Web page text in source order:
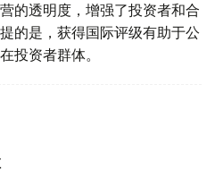
的透明度，增强了投资者和合
的是，获得国际评级有助于公
投资者群体。